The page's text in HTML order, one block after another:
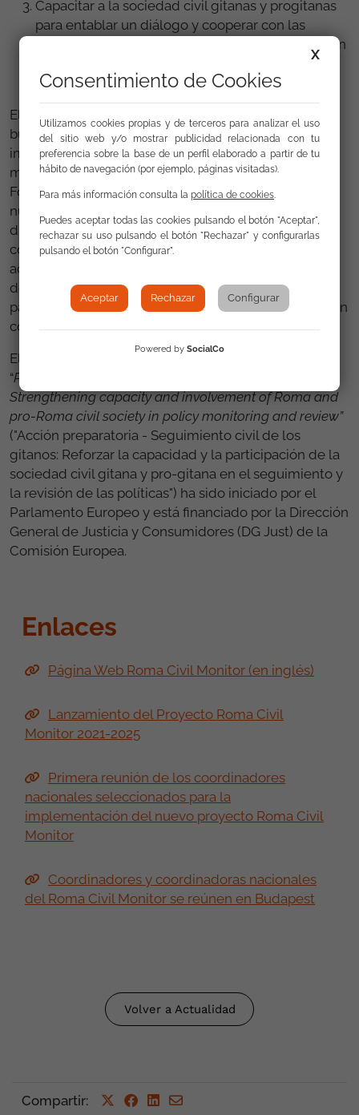
Capacitar a la sociedad civil gitanas y progitanas
para entablar un diálogo y cooperar con las
autoridades públicas responsables de la inclusión
de la población gitana, la igualdad y la lucha
contra el racismo.
El RCM se basa en las lecciones aprendidas y las
buenas prácticas del proyecto piloto RCM 2017-2020
implementado por CEU, en asociación con los
miembros del consorcio del proyecto actual y el
Fondo de Educación Gitana. Las innovaciones del
nuevo proyecto incluyen un "modelo en cascada"
dirigido a reforzar a las coordinaciones de las
coaliciones nacionales de la sociedad civil, más
acciones dirigidas a la capacitación de los miembros
de estas coaliciones y su apoyo sistemático para
participar en el diálogo, la promoción y la cooperación
con las partes interesadas nacionales.
El proyecto RCM 2021-2025 con el título completo
“Preparatory action – Roma Civil Monitoring:
Strengthening capacity and involvement of Roma and
pro-Roma civil society in policy monitoring and review”
("Acción preparatoria - Seguimiento civil de los
gitanos: Reforzar la capacidad y la participación de la
sociedad civil gitana y pro-gitana en el seguimiento y
la revisión de las políticas") ha sido iniciado por el
Parlamento Europeo y está financiado por la Dirección
General de Justicia y Consumidores (DG Just) de la
Comisión Europea.
Enlaces
Página Web Roma Civil Monitor (en inglés)
Lanzamiento del Proyecto Roma Civil
Monitor 2021-2025
Primera reunión de los coordinadores
nacionales seleccionados para la
implementación del nuevo proyecto Roma Civil
Monitor
Coordinadores y coordinadoras nacionales
del Roma Civil Monitor se reúnen en Budapest
Volver a Actualidad
Compartir:
X
Consentimiento de Cookies
Utilizamos cookies propias y de terceros para analizar el uso
del sitio web y/o mostrar publicidad relacionada con tu
preferencia sobre la base de un perfil elaborado a partir de tu
hábito de navegación (por ejemplo, páginas visitadas).
Para más información consulta la política de cookies.
Puedes aceptar todas las cookies pulsando el botón "Aceptar",
rechazar su uso pulsando el botón "Rechazar" y configurarlas
pulsando el botón "Configurar".
Aceptar Rechazar Configurar
Powered by SocialCo